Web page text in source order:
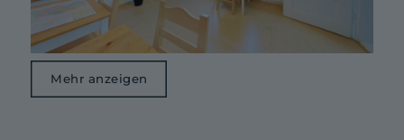
Mehr anzeigen